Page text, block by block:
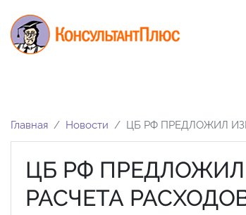
Главная Новости ЦБ РФ ПРЕДЛОЖИЛ
ЦБ РФ
РАСЧЕТА